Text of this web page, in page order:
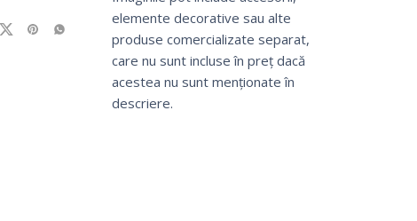
elemente decorative sau alte
produse comercializate separat,
care nu sunt incluse în preț dacă
acestea nu sunt menționate în
descriere.